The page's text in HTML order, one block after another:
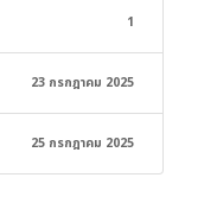
1
23 กรกฎาคม 2025
25 กรกฎาคม 2025